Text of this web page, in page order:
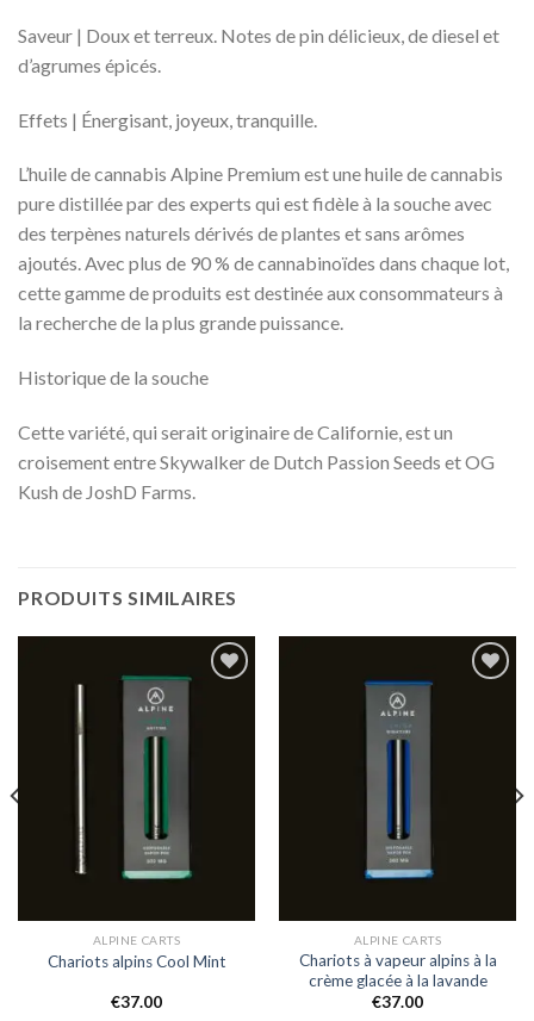
Saveur | Doux et terreux. Notes de pin délicieux, de diesel et
d’agrumes épicés.
Effets | Énergisant, joyeux, tranquille.
L’huile de cannabis Alpine Premium est une huile de cannabis
pure distillée par des experts qui est fidèle à la souche avec
des terpènes naturels dérivés de plantes et sans arômes
ajoutés. Avec plus de 90 % de cannabinoïdes dans chaque lot,
cette gamme de produits est destinée aux consommateurs à
la recherche de la plus grande puissance.
Historique de la souche
Cette variété, qui serait originaire de Californie, est un
croisement entre Skywalker de Dutch Passion Seeds et OG
Kush de JoshD Farms.
PRODUITS SIMILAIRES
ALPINE CARTS
Chariots alpins Cool Mint
€37.00
ALPINE CARTS
Chariots à vapeur alpins à la
crème glacée à la lavande
€37.00